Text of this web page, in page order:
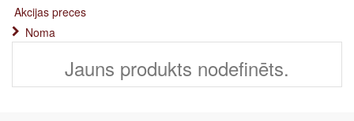
Akcijas preces
Noma
Jauns produkts nodefinēts.